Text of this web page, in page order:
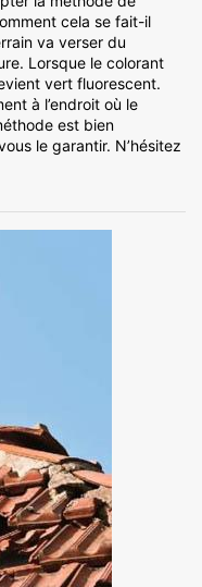
cela se fait-il
va verser du
Lorsque le colorant
vert fluorescent.
à l’endroit où le
est bien
le garantir. N’hésitez